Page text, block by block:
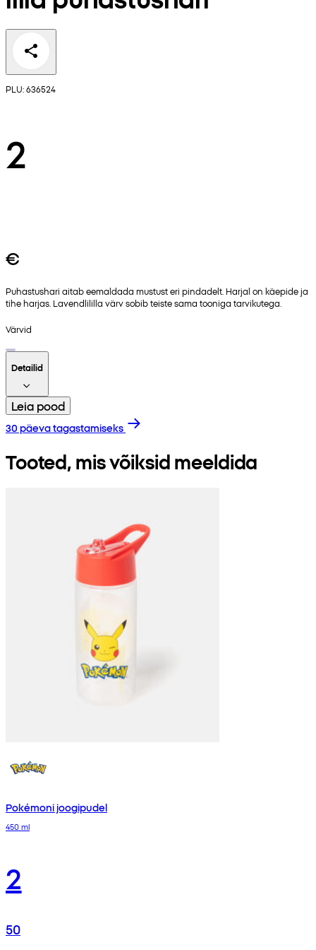
PLU: 636524
2
€
Puhastushari aitab eemaldada mustust eri pindadelt. Harjal on käepide ja
tihe harjas. Lavendlililla värv sobib teiste sama tooniga tarvikutega.
Värvid
Detailid
Leia pood
30 päeva tagastamiseks
Tooted, mis võiksid meeldida
Pokémoni joogipudel
450 ml
2
50